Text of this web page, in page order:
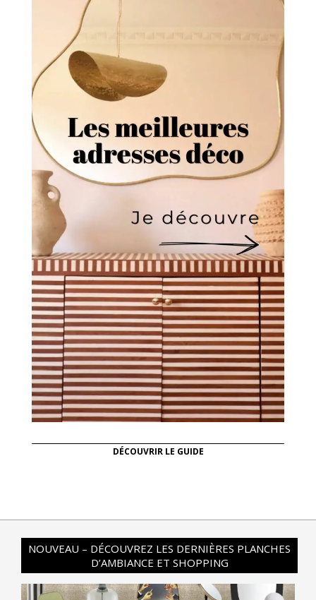
DÉCOUVRIR LE GUIDE
NOUVEAU – DÉCOUVREZ LES DERNIÈRES PLANCHES
D’AMBIANCE ET SHOPPING